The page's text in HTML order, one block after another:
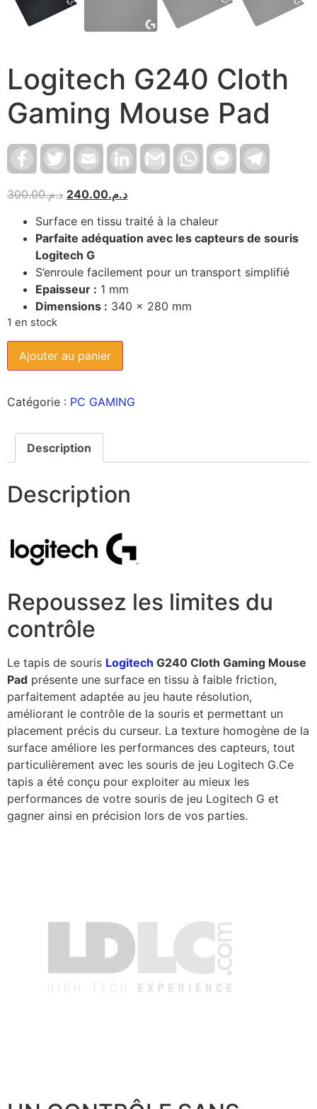
Logitech G240 Cloth
Gaming Mouse Pad
FacebookTwitter Email LinkedInGmail WhatsAppFacebook
Messenger
د.م.300.00 د.م.240.00
Surface en tissu traité à la chaleur
Parfaite adéquation avec les capteurs de souris
Logitech G
S’enroule facilement pour un transport simplifié
Epaisseur : 1 mm
Dimensions : 340 x 280 mm
1 en stock
Ajouter au panier
Catégorie : PC GAMING
Description
Description
Repoussez les limites du
contrôle
Le tapis de souris Logitech G240 Cloth Gaming Mouse
Pad présente une surface en tissu à faible friction,
parfaitement adaptée au jeu haute résolution,
améliorant le contrôle de la souris et permettant un
placement précis du curseur. La texture homogène de la
surface améliore les performances des capteurs, tout
particulièrement avec les souris de jeu Logitech G.Ce
tapis a été conçu pour exploiter au mieux les
performances de votre souris de jeu Logitech G et
gagner ainsi en précision lors de vos parties.